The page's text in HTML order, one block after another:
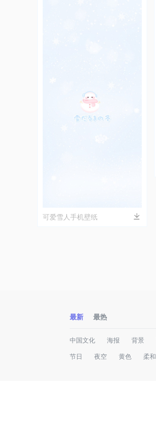
可爱雪人手机壁纸
最新 最热
中国文化 海报 背景
节日 夜空 黄色 柔和